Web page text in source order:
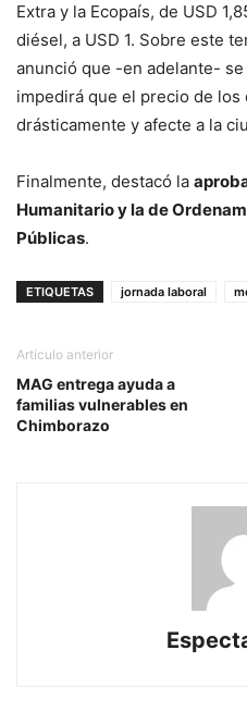
Extra y la Ecopaís, de USD
diésel, a USD 1. Sobre este
anunció que -en adelante-
impedirá que el precio de los
drásticamente y afecte a la
Finalmente, destacó la
Humanitario y la de
Públicas.
ETIQUETAS jornada laboral
Artículo anterior
MAG entrega ayuda a
familias vulnerables en
Chimborazo